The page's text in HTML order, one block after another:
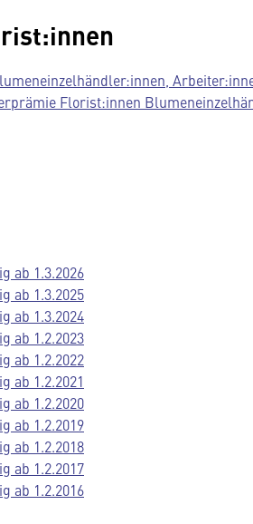
Florist:innen
ab 1.3.2026
ab 1.3.2025
ab 1.3.2024
ab 1.2.2023
ab 1.2.2022
ab 1.2.2021
ab 1.2.2020
ab 1.2.2019
ab 1.2.2018
ab 1.2.2017
ab 1.2.2016